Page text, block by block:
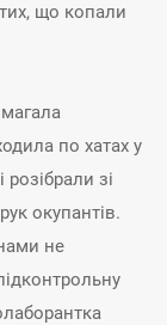
тих, що копали
по хатах у
розібрали зі
окупантів.
не